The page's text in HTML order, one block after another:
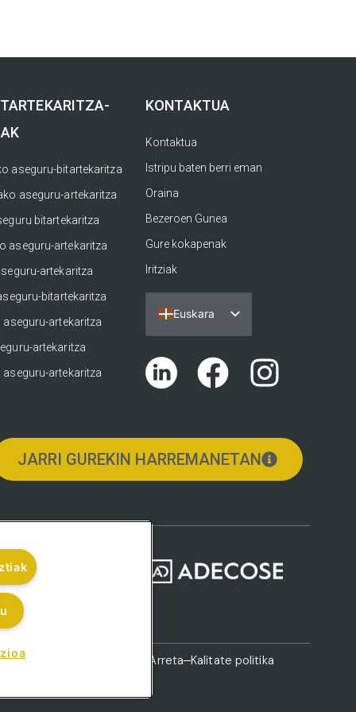
aseguru-bitartekaritza
aseguru-artekaritza
bitartekaritza
aseguru-artekaritza
artekaritza
bitartekaritza
aseguru-artekaritza
artekaritza
artekaritza
KONTAKTUA
Kontaktua
Istripu baten berri eman
Oraina
Bezeroen Gunea
Gure kokapenak
Iritziak
Euskara
Español
Português
English (UK)
JARRI GUREKIN HARREMANETAN
kanala Bezeroarentzako Arreta Kalitate politika